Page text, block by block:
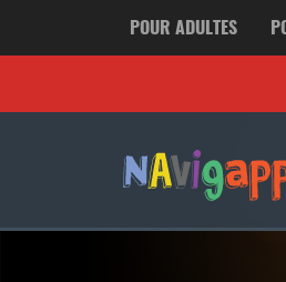
POUR ADULTES